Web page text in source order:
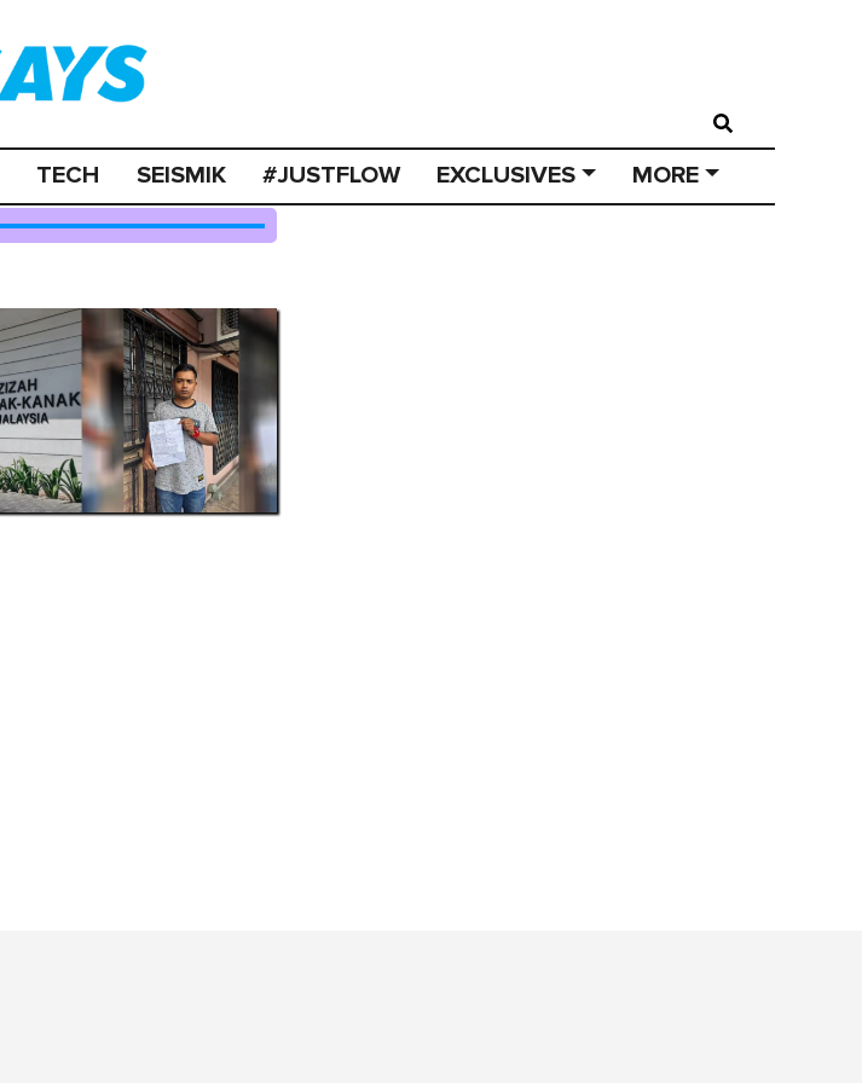
TECH SEISMIK #JUSTFLOW EXCLUSIVES MORE